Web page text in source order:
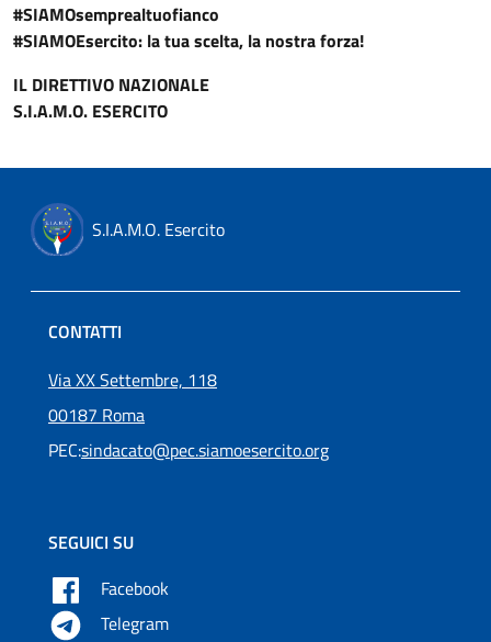
#SIAMOsemprealtuofianco
#SIAMOEsercito: la tua scelta, la nostra forza!
IL DIRETTIVO NAZIONALE
S.I.A.M.O. ESERCITO
S.I.A.M.O. Esercito
CONTATTI
Via XX Settembre, 118
00187 Roma
PEC:sindacato@pec.siamoesercito.org
SEGUICI SU
Facebook
Telegram